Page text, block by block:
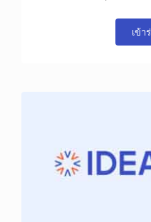
เข้